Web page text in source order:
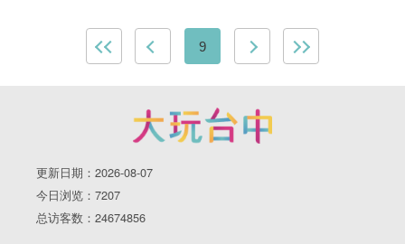
9
更新日期：2026-08-07
今日浏览：7207
总访客数：24674856